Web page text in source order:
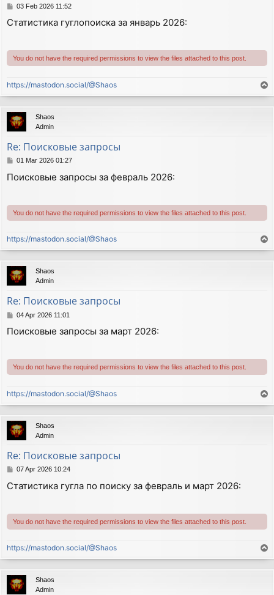
P
s
03 Feb 2026 11:52
Статистика гуглопоиска за январь 2026:
You do not have the required permissions to view the files attached to this post.
https://mastodon.social/@Shaos
o
p
Shaos
Admin
Re: Поисковые запросы
P
s
01 Mar 2026 01:27
Поисковые запросы за февраль 2026:
You do not have the required permissions to view the files attached to this post.
https://mastodon.social/@Shaos
o
p
Shaos
Admin
Re: Поисковые запросы
P
s
04 Apr 2026 11:01
Поисковые запросы за март 2026:
You do not have the required permissions to view the files attached to this post.
https://mastodon.social/@Shaos
o
p
Shaos
Admin
Re: Поисковые запросы
P
s
07 Apr 2026 10:24
Статистика гугла по поиску за февраль и март 2026:
You do not have the required permissions to view the files attached to this post.
https://mastodon.social/@Shaos
o
p
Shaos
Admin